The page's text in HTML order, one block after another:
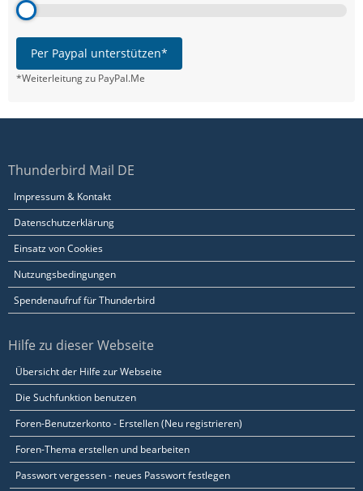
Per Paypal unterstützen*
*Weiterleitung zu PayPal.Me
Thunderbird Mail DE
Impressum & Kontakt
Datenschutzerklärung
Einsatz von Cookies
Nutzungsbedingungen
Spendenaufruf für Thunderbird
Hilfe zu dieser Webseite
Übersicht der Hilfe zur Webseite
Die Suchfunktion benutzen
Foren-Benutzerkonto - Erstellen (Neu registrieren)
Foren-Thema erstellen und bearbeiten
Passwort vergessen - neues Passwort festlegen